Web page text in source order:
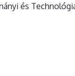
és